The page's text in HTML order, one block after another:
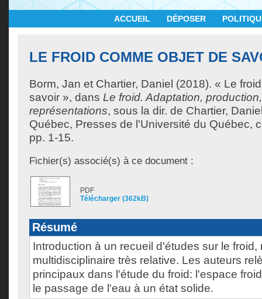
ACCUEIL DÉPOSER
LE FROID COMME OBJET DE
Borm, Jan et Chartier, Daniel (2018). « Le
savoir », dans Le froid. Adaptation,
représentations, sous la dir. de Chartier,
Québec, Presses de l'Université du Québec,
pp. 1-15.
Fichier(s) associé(s) à ce document :
PDF
Télécharger (362kB)
Résumé
Introduction à un recueil d'études sur le froid,
multidisciplinaire très relative. Les auteurs
principaux dans l'étude du froid: l'espace
le passage de l'eau à un état solide.